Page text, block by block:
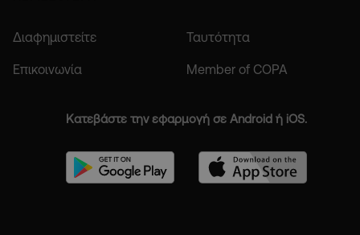
Διαφημιστείτε Ταυτότητα
Επικοινωνία Member of COPA
Κατεβάστε την εφαρμογή σε Android ή iOS.